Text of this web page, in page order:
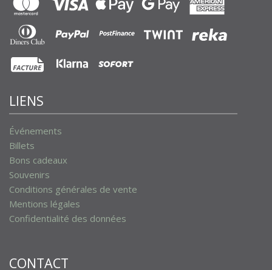
LIENS
Événements
Billets
Bons cadeaux
Souvenirs
Conditions générales de vente
Mentions légales
Confidentialité des données
CONTACT